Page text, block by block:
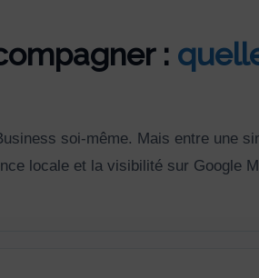
:
soi-même. Mais entre une
locale et la visibilité sur Google